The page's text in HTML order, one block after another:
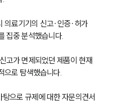
의료기기의 신고∙인증∙허가
집중 분석했습니다.
고가 면제되었던 제품이 현재
으로 탐색했습니다.
으로 규제에 대한 자문의견서